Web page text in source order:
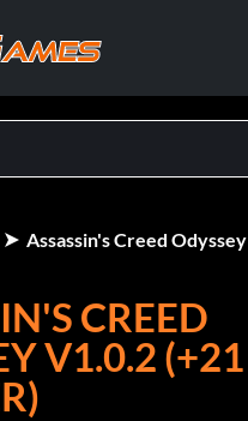
Assassin's Creed Odyssey
CREED
V1.0.2 (+21